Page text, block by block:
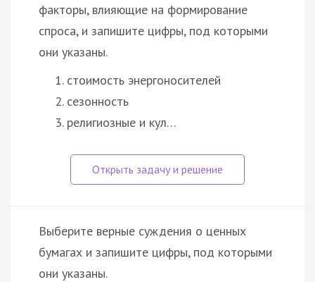
факторы, влияющие на формирование
спроса, и запишите цифры, под которыми
они указаны.
стоимость энергоносителей
сезонность
религиозные и кул…
Выберите верные суждения о ценных
бумагах и запишите цифры, под которыми
они указаны.